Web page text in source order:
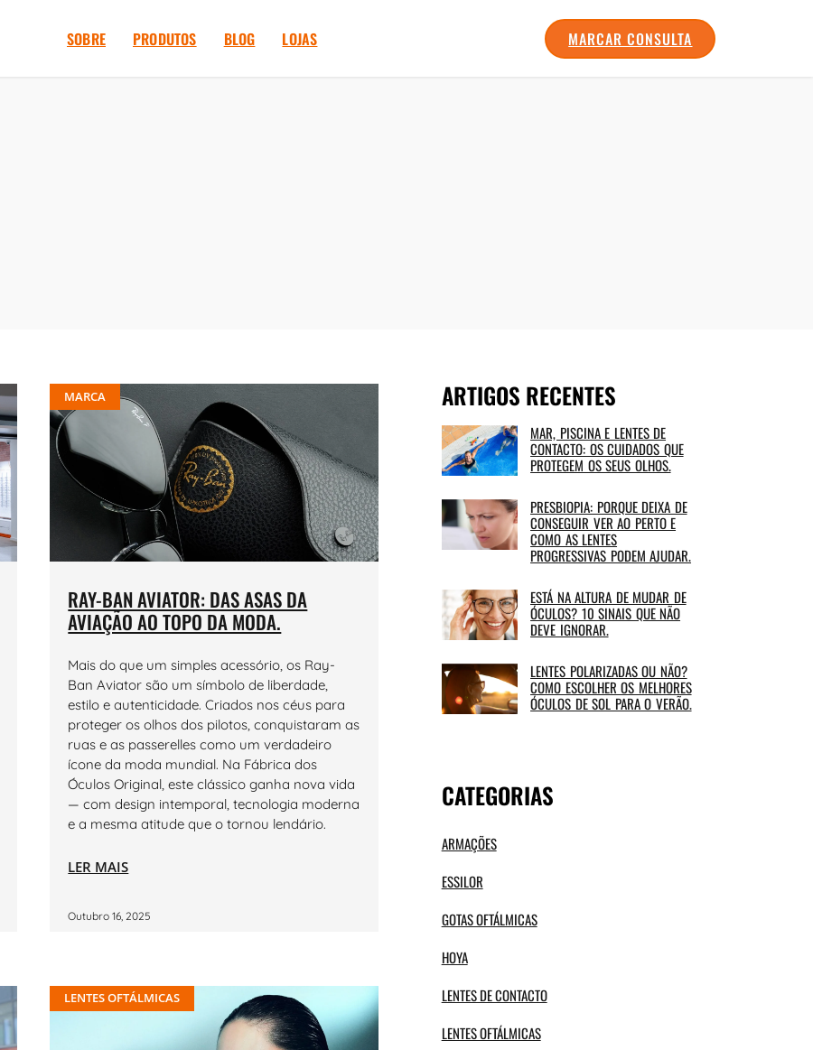
SOBRE PRODUTOS BLOG LOJAS MARCAR CONSULTA
MARCA
RAY-BAN AVIATOR: DAS ASAS DA
AVIAÇÃO AO TOPO DA MODA.
Mais do que um simples acessório, os Ray-
Ban Aviator são um símbolo de liberdade,
estilo e autenticidade. Criados nos céus para
proteger os olhos dos pilotos, conquistaram as
ruas e as passerelles como um verdadeiro
ícone da moda mundial. Na Fábrica dos
Óculos Original, este clássico ganha nova vida
— com design intemporal, tecnologia moderna
e a mesma atitude que o tornou lendário.
LER MAIS
Outubro 16, 2025
LENTES OFTÁLMICAS
ARTIGOS RECENTES
MAR, PISCINA E LENTES DE
CONTACTO: OS CUIDADOS QUE
PROTEGEM OS SEUS OLHOS.
PRESBIOPIA: PORQUE DEIXA DE
CONSEGUIR VER AO PERTO E
COMO AS LENTES
PROGRESSIVAS PODEM AJUDAR.
ESTÁ NA ALTURA DE MUDAR DE
ÓCULOS? 10 SINAIS QUE NÃO
DEVE IGNORAR.
LENTES POLARIZADAS OU NÃO?
COMO ESCOLHER OS MELHORES
ÓCULOS DE SOL PARA O VERÃO.
CATEGORIAS
ARMAÇÕES
ESSILOR
GOTAS OFTÁLMICAS
HOYA
LENTES DE CONTACTO
LENTES OFTÁLMICAS